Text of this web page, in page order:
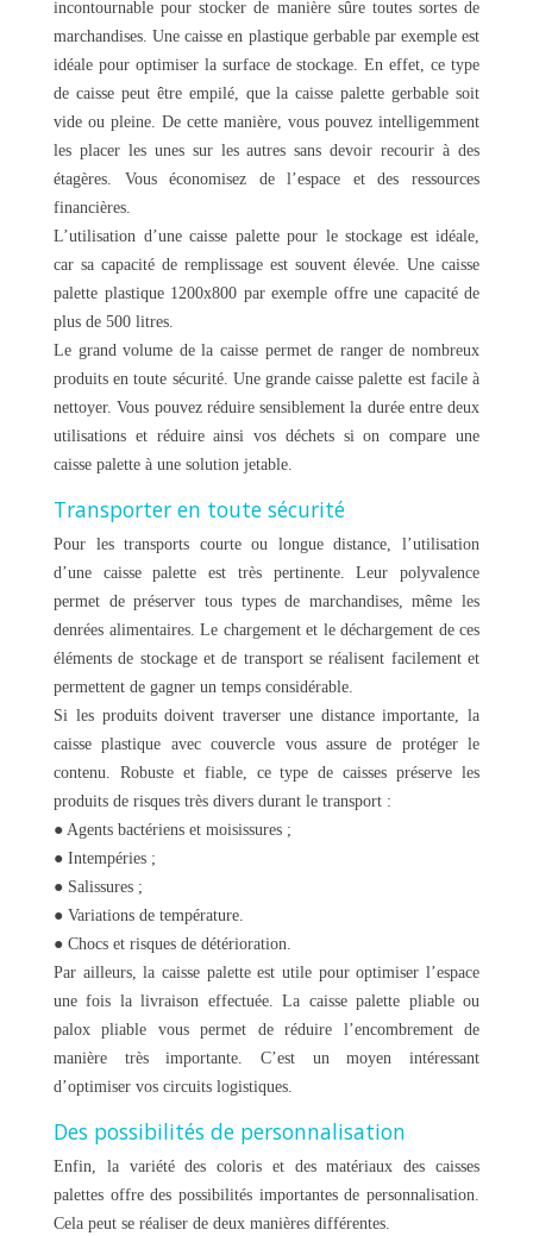
incontournable pour stocker de manière sûre toutes sortes de
marchandises. Une caisse en plastique gerbable par exemple est
idéale pour optimiser la surface de stockage. En effet, ce type
de caisse peut être empilé, que la caisse palette gerbable soit
vide ou pleine. De cette manière, vous pouvez intelligemment
les placer les unes sur les autres sans devoir recourir à des
étagères. Vous économisez de l’espace et des ressources
financières.
L’utilisation d’une caisse palette pour le stockage est idéale,
car sa capacité de remplissage est souvent élevée. Une caisse
palette plastique 1200x800 par exemple offre une capacité de
plus de 500 litres.
Le grand volume de la caisse permet de ranger de nombreux
produits en toute sécurité. Une grande caisse palette est facile à
nettoyer. Vous pouvez réduire sensiblement la durée entre deux
utilisations et réduire ainsi vos déchets si on compare une
caisse palette à une solution jetable.
Transporter en toute sécurité
Pour les transports courte ou longue distance, l’utilisation
d’une caisse palette est très pertinente. Leur polyvalence
permet de préserver tous types de marchandises, même les
denrées alimentaires. Le chargement et le déchargement de ces
éléments de stockage et de transport se réalisent facilement et
permettent de gagner un temps considérable.
Si les produits doivent traverser une distance importante, la
caisse plastique avec couvercle vous assure de protéger le
contenu. Robuste et fiable, ce type de caisses préserve les
produits de risques très divers durant le transport :
● Agents bactériens et moisissures ;
● Intempéries ;
● Salissures ;
● Variations de température.
● Chocs et risques de détérioration.
Par ailleurs, la caisse palette est utile pour optimiser l’espace
une fois la livraison effectuée. La caisse palette pliable ou
palox pliable vous permet de réduire l’encombrement de
manière très importante. C’est un moyen intéressant
d’optimiser vos circuits logistiques.
Des possibilités de personnalisation
Enfin, la variété des coloris et des matériaux des caisses
palettes offre des possibilités importantes de personnalisation.
Cela peut se réaliser de deux manières différentes.